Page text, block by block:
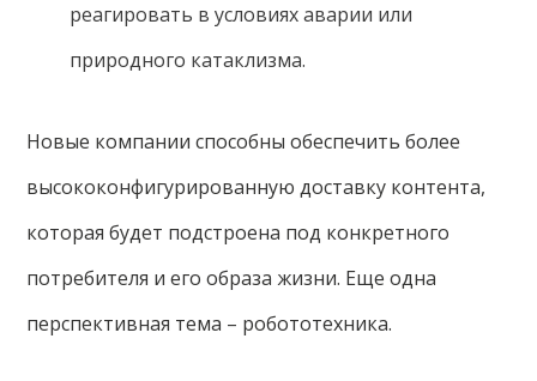
реагировать в условиях аварии или
природного катаклизма.
Новые компании способны обеспечить более
высококонфигурированную доставку контента,
которая будет подстроена под конкретного
потребителя и его образа жизни. Еще одна
перспективная тема – робототехника.